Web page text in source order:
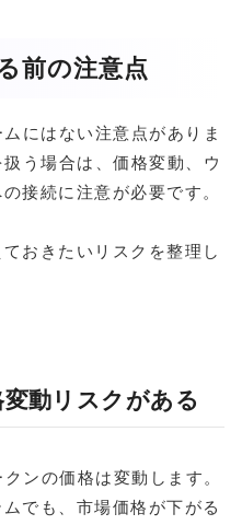
前の注意点
にはない注意点がありま
う場合は、価格変動、ウ
接続に注意が必要です。
おきたいリスクを整理し
動リスクがある
ンの価格は変動します。
でも、市場価格が下がる